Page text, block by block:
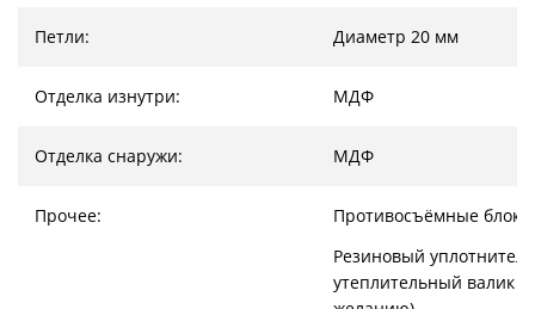
Петли: Диаметр 20 мм
Отделка изнутри: МДФ
Отделка снаружи: МДФ
Прочее:
Противосъёмные
Резиновый
утеплительный валик